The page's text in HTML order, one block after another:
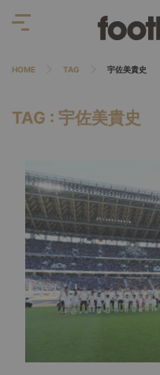
HOME TAG 宇佐美貴史
TAG : 宇佐美貴史